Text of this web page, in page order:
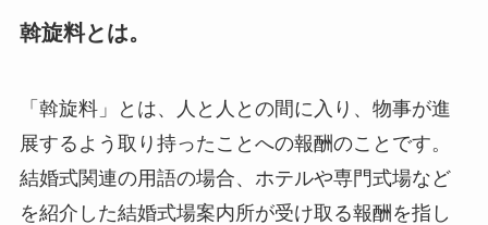
斡旋料とは。
「斡旋料」とは、人と人との間に入り、物事が進
展するよう取り持ったことへの報酬のことです。
結婚式関連の用語の場合、ホテルや専門式場など
を紹介した結婚式場案内所が受け取る報酬を指し